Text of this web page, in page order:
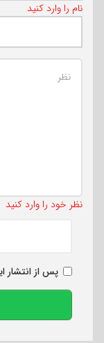
نام را وارد کنید
نظر خود را وارد کنید
پس از انتشار